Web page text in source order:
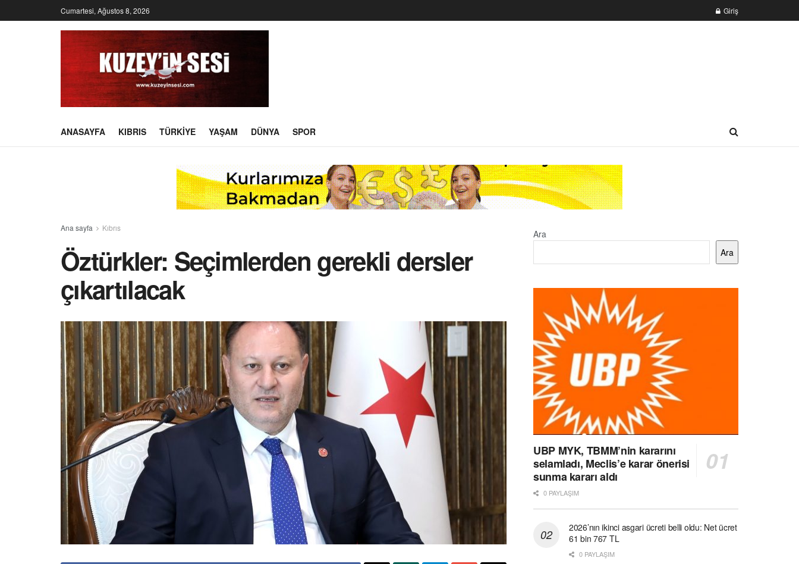
Cumartesi, Ağustos 8, 2026 Giriş
ANASAYFA KIBRIS TÜRKIYE YAŞAM DÜNYA SPOR
Ana sayfa Kıbrıs
Öztürkler: Seçimlerden gerekli dersler
çıkartılacak
Ara
Ara
UBP MYK, TBMM’nin kararını
selamladı, Meclis’e karar önerisi
sunma kararı aldı
0 PAYLAŞIM
2026’nın ikinci asgari ücreti belli oldu: Net ücret
61 bin 767 TL
0 PAYLAŞIM